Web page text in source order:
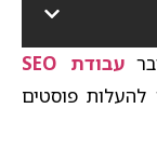
עבודת SEO
להעלות פוסטים